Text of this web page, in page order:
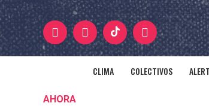
CLIMA COLECTIVOS
AHORA